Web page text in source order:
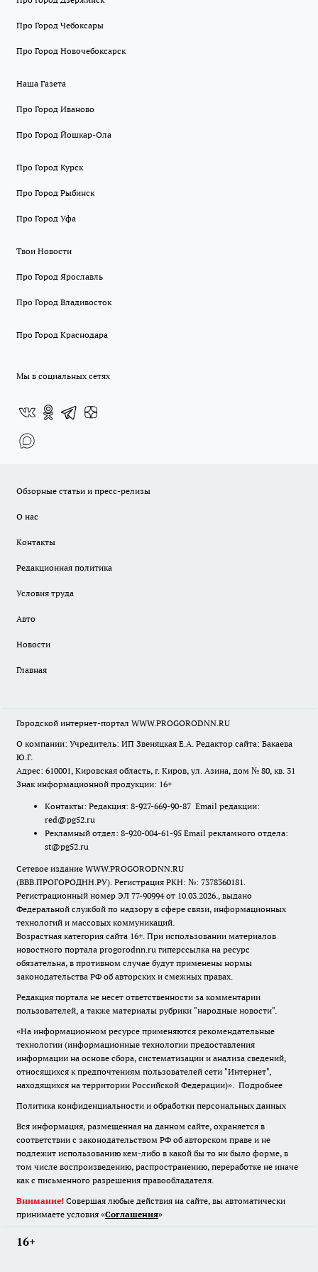
Про Город Чебоксары
Про Город Новочебоксарск
Наша Газета
Про Город Иваново
Про Город Йошкар-Ола
Про Город Курск
Про Город Рыбинск
Про Город Уфа
Твои Новости
Про Город Ярославль
Про Город Владивосток
Про Город Краснодара
Мы в социальных сетях
Обзорные статьи и пресс-релизы
О нас
Контакты
Редакционная политика
Условия труда
Авто
Новости
Главная
Городской интернет-портал WWW.PROGORODNN.RU
О компании: Учредитель: ИП Звеняцкая Е.А. Редактор сайта: Бакаева
Ю.Г.
Адрес: 610001, Кировская область, г. Киров, ул. Азина, дом № 80, кв. 31
Знак информационной продукции: 16+
Контакты: Редакция: 8-927-669-90-87 Email редакции:
red@pg52.ru
Рекламный отдел: 8-920-004-61-95 Email рекламного отдела:
st@pg52.ru
Сетевое издание WWW.PROGORODNN.RU
(ВВВ.ПРОГОРОДНН.РУ). Регистрация РКН: №: 7378360181.
Регистрационный номер ЭЛ 77-90994 от 10.03.2026., выдано
Федеральной службой по надзору в сфере связи, информационных
технологий и массовых коммуникаций.
Возрастная категория сайта 16+. При использовании материалов
новостного портала progorodnn.ru гиперссылка на ресурс
обязательна, в противном случае будут применены нормы
законодательства РФ об авторских и смежных правах.
Редакция портала не несет ответственности за комментарии
пользователей, а также материалы рубрики "народные новости".
«На информационном ресурсе применяются рекомендательные
технологии (информационные технологии предоставления
информации на основе сбора, систематизации и анализа сведений,
относящихся к предпочтениям пользователей сети "Интернет",
находящихся на территории Российской Федерации)». Подробнее
Политика конфиденциальности и обработки персональных данных
Вся информация, размещенная на данном сайте, охраняется в
соответствии с законодательством РФ об авторском праве и не
подлежит использованию кем-либо в какой бы то ни было форме, в
том числе воспроизведению, распространению, переработке не иначе
как с письменного разрешения правообладателя.
Внимание! Совершая любые действия на сайте, вы автоматически
принимаете условия «Cоглашения»
16+